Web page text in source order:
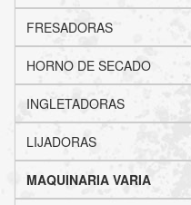
FRESADORAS
HORNO DE SECADO
INGLETADORAS
LIJADORAS
MAQUINARIA VARIA